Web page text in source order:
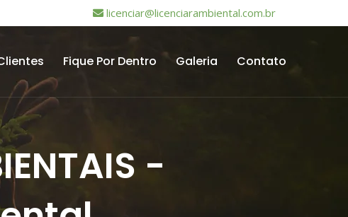
licenciar@licenciarambiental.com.br
Fique Por Dentro Galeria Contato
-